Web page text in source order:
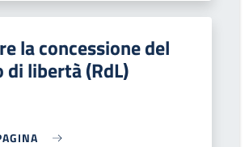
la concessione del
libertà (RdL)